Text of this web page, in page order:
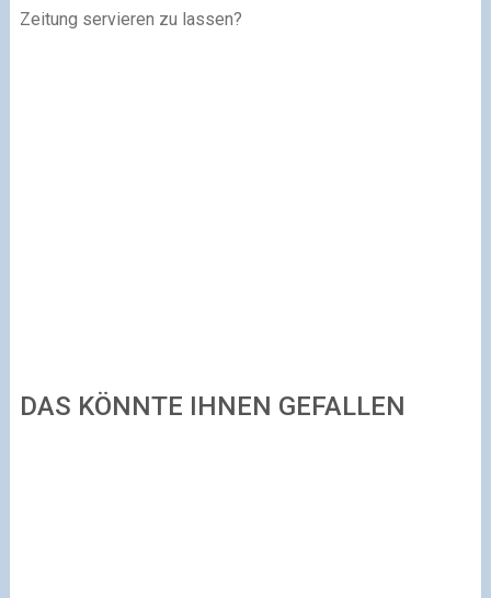
Zeitung servieren zu lassen?
DAS KÖNNTE IHNEN GEFALLEN